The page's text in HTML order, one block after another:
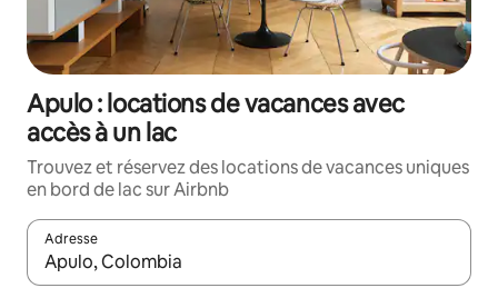
Apulo : locations de vacances avec
accès à un lac
Trouvez et réservez des locations de vacances uniques
en bord de lac sur Airbnb
Adresse
Lorsque les résultats s'affichent, utilisez les flèches vers le